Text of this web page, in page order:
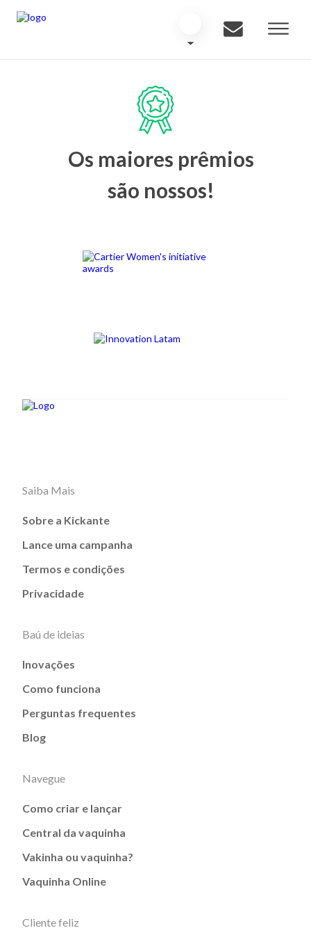
Os maiores prêmios
são nossos!
Saiba Mais
Sobre a Kickante
Lance uma campanha
Termos e condições
Privacidade
Baú de ideias
Inovações
Como funciona
Perguntas frequentes
Blog
Navegue
Como criar e lançar
Central da vaquinha
Vakinha ou vaquinha?
Vaquinha Online
Cliente feliz